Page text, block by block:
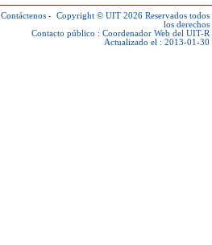
Contáctenos - Copyright © UIT 2026 Reservados todos
los derechos
Contacto público : Coordenador Web del UIT-R
Actualizado el : 2013-01-30